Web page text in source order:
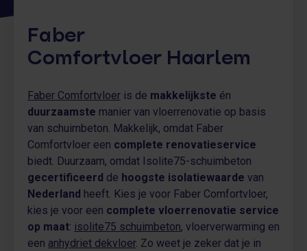
Faber
Comfortvloer Haarlem
Faber Comfortvloer is de makkelijkste én
duurzaamste manier van vloerrenovatie op basis
van schuimbeton. Makkelijk, omdat Faber
Comfortvloer een complete renovatieservice
biedt. Duurzaam, omdat Isolite75-schuimbeton
gecertificeerd de hoogste isolatiewaarde van
Nederland heeft. Kies je voor Faber Comfortvloer,
kies je voor een complete vloerrenovatie service
op maat: isolite75 schuimbeton, vloerverwarming en
een anhydriet dekvloer. Zo weet je zeker dat je in